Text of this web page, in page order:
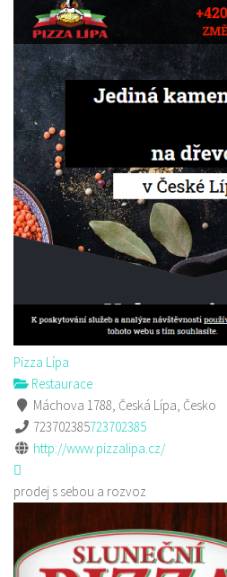
Pizza Lípa
Restaurace
Máchova 1788, Česká Lípa, Česko
723702385723702385
http://www.pizzalipa.cz/
prodej s sebou a rozvoz